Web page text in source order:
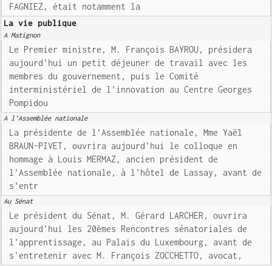
FAGNIEZ, était notamment la
La vie publique
A Matignon
Le Premier ministre, M. François BAYROU, présidera
aujourd'hui un petit déjeuner de travail avec les
membres du gouvernement, puis le Comité
interministériel de l'innovation au Centre Georges
Pompidou
A l'Assemblée nationale
La présidente de l'Assemblée nationale, Mme Yaël
BRAUN-PIVET, ouvrira aujourd'hui le colloque en
hommage à Louis MERMAZ, ancien président de
l'Assemblée nationale, à l'hôtel de Lassay, avant de
s'entr
Au Sénat
Le président du Sénat, M. Gérard LARCHER, ouvrira
aujourd'hui les 20èmes Rencontres sénatoriales de
l'apprentissage, au Palais du Luxembourg, avant de
s'entretenir avec M. François ZOCCHETTO, avocat,